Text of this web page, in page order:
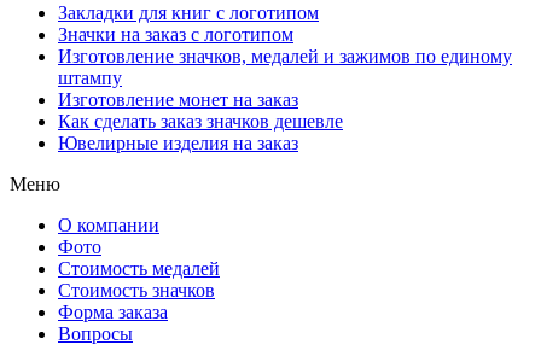
Закладки для книг с логотипом
Значки на заказ с логотипом
Изготовление значков, медалей и зажимов по единому
штампу
Изготовление монет на заказ
Как сделать заказ значков дешевле
Ювелирные изделия на заказ
Меню
О компании
Фото
Стоимость медалей
Стоимость значков
Форма заказа
Вопросы